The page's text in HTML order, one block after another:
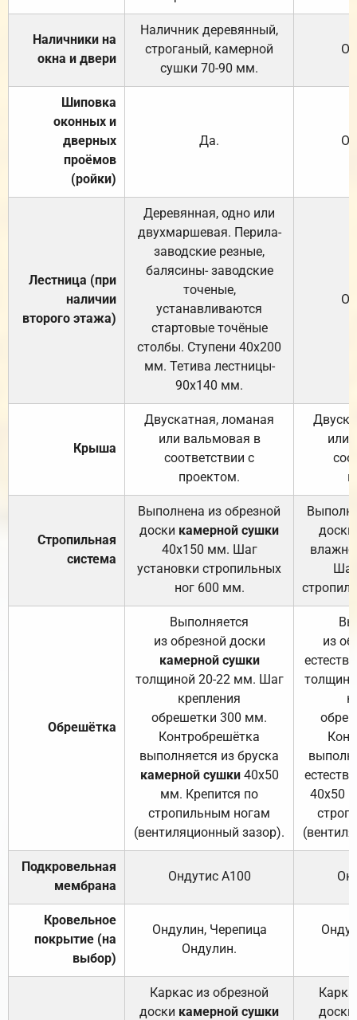
Наличники на
окна и двери
Наличник деревянный,
строганый, камерной
сушки 70-90 мм.
Шиповка
оконных и
дверных
проёмов
(ройки)
Да.
Лестница (при
наличии
второго этажа)
Деревянная, одно или
двухмаршевая. Перила-
заводские резные,
балясины- заводские
точеные,
устанавливаются
стартовые точёные
столбы. Ступени 40х200
мм. Тетива лестницы-
90х140 мм.
Крыша
Двускатная, ломаная
или вальмовая в
соответствии с
проектом.
или
Стропильная
система
Выполнена из обрезной
доски камерной сушки
40х150 мм. Шаг
установки стропильных
ног 600 мм.
доски
Обрешётка
Выполняется
из обрезной доски
камерной сушки
толщиной 20-22 мм. Шаг
крепления
обрешетки 300 мм.
Контробрешётка
выполняется из бруска
камерной сушки40х50
мм. Крепится по
стропильным ногам
(вентиляционный зазор).
из
40х50
Подкровельная
мембрана
Ондутис А100
Кровельное
покрытие (на
выбор)
Ондулин, Черепица
Ондулин.
Каркас из обрезной
доски камерной сушки
доски